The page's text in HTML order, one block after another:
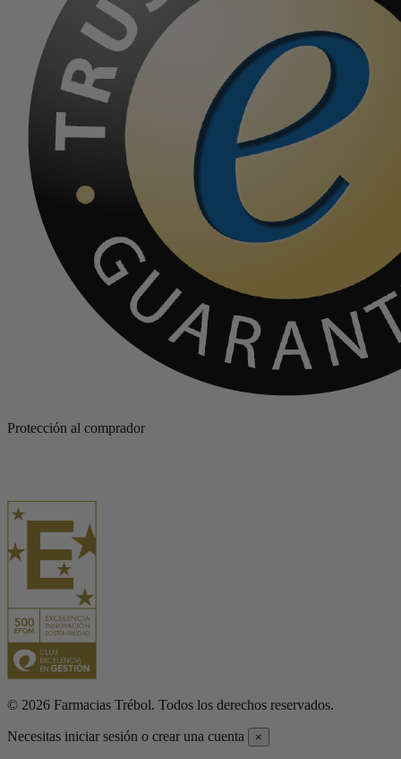
Protección al comprador
© 2026 Farmacias Trébol. Todos los derechos reservados.
Necesitas iniciar sesión o crear una cuenta ×